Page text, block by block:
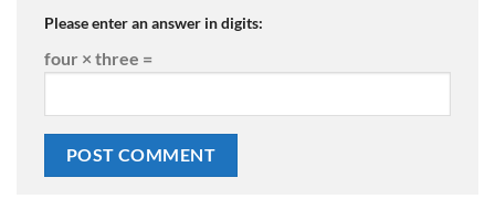
Please enter an answer in digits:
four × three =